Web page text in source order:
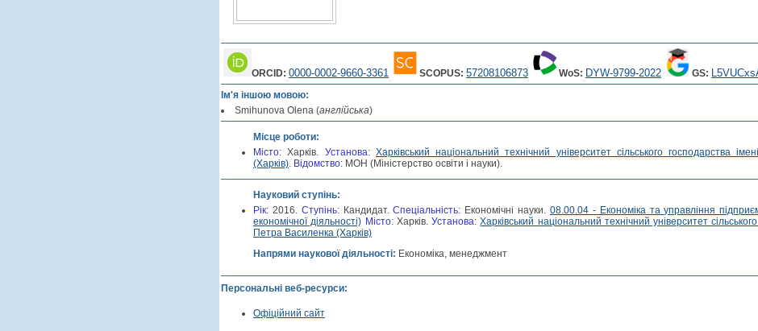
ORCID: 0000-0002-9660-3361 SCOPUS: 57208106873 WoS: DYW-9799-2022 GS:
Ім'я іншою мовою:
Smihunova Olena (англійська)
Місце роботи:
Місто:Харків. Установа: Харківський національний технічний університет сільського господарства
(Харків). Відомство: МОН (Міністерство освіти і науки).
Науковий ступінь:
Рік: 2016.Cтупінь: Кандидат.Спеціальність: Економічні науки.08.00.04 - Економіка та управління
економічної діяльності) Місто: Харків.Установа:Харківський національний технічний університет
Петра Василенка (Харків)
Напрями наукової діяльності: Економіка, менеджмент
Персональні веб-ресурси:
Офіційний сайт